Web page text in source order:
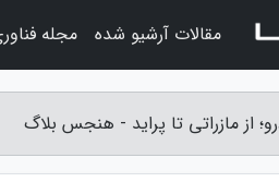
از مازراتی تا پراید - هنجس بلاگ
مقالات آرشیو شده مجله